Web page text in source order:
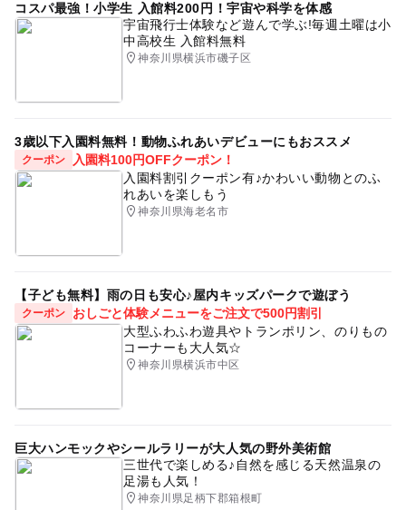
コスパ最強！小学生 入館料200円！宇宙や科学を体感
宇宙飛行士体験など遊んで学ぶ!毎週土曜は小
中高校生 入館料無料
神奈川県横浜市磯子区
3歳以下入園料無料！動物ふれあいデビューにもおススメ
クーポン
入園料100円OFFクーポン！
入園料割引クーポン有♪かわいい動物とのふ
れあいを楽しもう
神奈川県海老名市
【子ども無料】雨の日も安心♪屋内キッズパークで遊ぼう
クーポン
おしごと体験メニューをご注文で500円割引
大型ふわふわ遊具やトランポリン、のりもの
コーナーも大人気☆
神奈川県横浜市中区
巨大ハンモックやシールラリーが大人気の野外美術館
三世代で楽しめる♪自然を感じる天然温泉の
足湯も人気！
神奈川県足柄下郡箱根町